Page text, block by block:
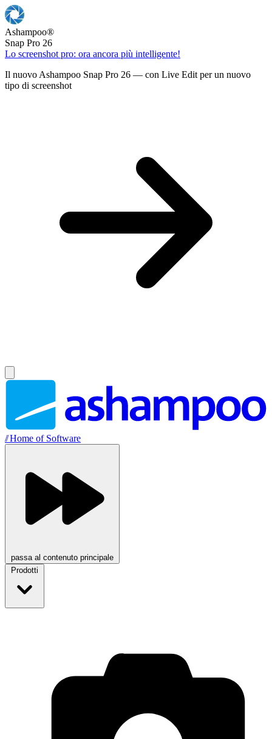
Ashampoo®
Snap Pro 26
Lo screenshot pro: ora ancora più intelligente!
Il nuovo Ashampoo Snap Pro 26 — con Live Edit per un nuovo
tipo di screenshot
//Home of Software
passa al contenuto principale
Prodotti